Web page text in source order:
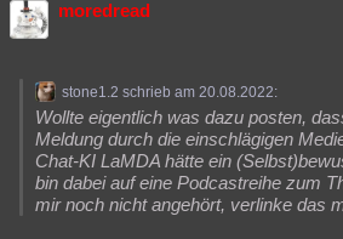
moredread
stone1.2 schrieb am 20.08.2022:
Wollte eigentlich was dazu posten,
Meldung durch die einschlägigen
Chat-KI LaMDA hätte ein
bin dabei auf eine Podcastreihe zum
mir noch nicht angehört, verlinke das